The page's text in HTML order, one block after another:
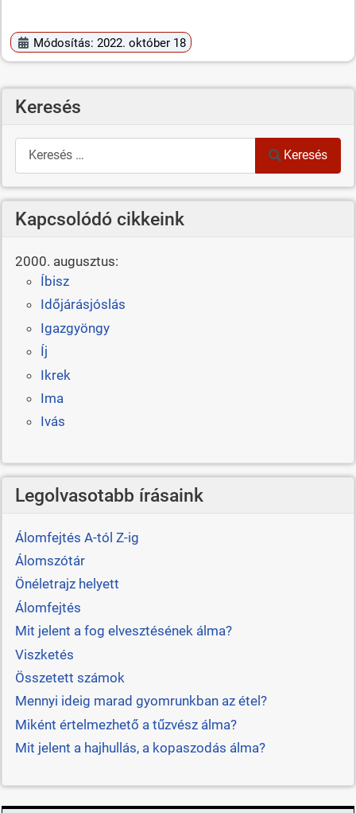
Módosítás: 2022. október 18
Keresés
Keresés
Keresés
Kapcsolódó cikkeink
2000. augusztus:
Íbisz
Időjárásjóslás
Igazgyöngy
Íj
Ikrek
Ima
Ivás
Legolvasotabb írásaink
Álomfejtés A-tól Z-ig
Álomszótár
Önéletrajz helyett
Álomfejtés
Mit jelent a fog elvesztésének álma?
Viszketés
Összetett számok
Mennyi ideig marad gyomrunkban az étel?
Miként értelmezhető a tűzvész álma?
Mit jelent a hajhullás, a kopaszodás álma?